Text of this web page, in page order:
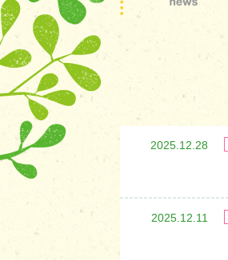
2025.12.28
2025.12.11